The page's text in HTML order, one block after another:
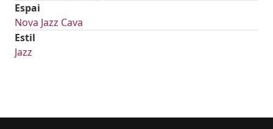
Espai
Nova Jazz Cava
Estil
Jazz